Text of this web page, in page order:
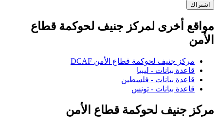
اشتراك
مواقع أخرى لمركز جنيف لحوكمة قطاع
الأمن
مركز جنيف لحوكمة قطاع الأمن DCAF
قاعدة بيانات - ليبيا
قاعدة بيانات - فلسطين
قاعدة بيانات - تونس
مركز جنيف لحوكمة قطاع الأمن